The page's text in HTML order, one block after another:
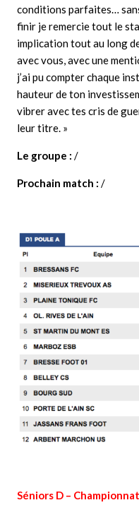
conditions parfaites…
finir je remercie tout le
implication tout au long
avec vous, avec une
j’ai pu compter chaque
hauteur de ton
vibrer avec tes cris de
leur titre. »
Le groupe : /
Prochain match : /
Séniors D – Championnat